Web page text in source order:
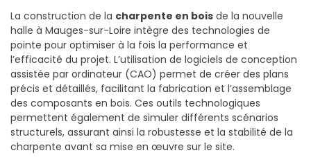
La construction de la charpente en bois de la nouvelle
halle à Mauges-sur-Loire intègre des technologies de
pointe pour optimiser à la fois la performance et
l’efficacité du projet. L’utilisation de logiciels de conception
assistée par ordinateur (CAO) permet de créer des plans
précis et détaillés, facilitant la fabrication et l’assemblage
des composants en bois. Ces outils technologiques
permettent également de simuler différents scénarios
structurels, assurant ainsi la robustesse et la stabilité de la
charpente avant sa mise en œuvre sur le site.